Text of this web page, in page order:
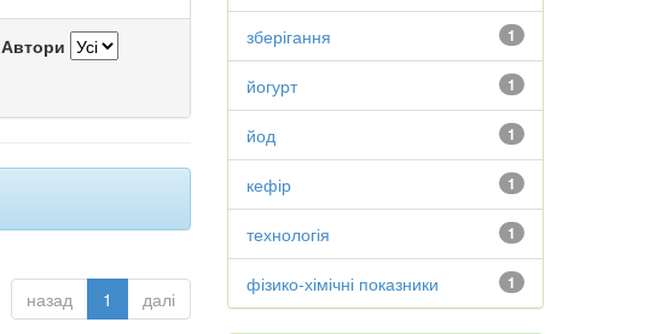
Автори
назад 1 далі
1
зберігання
1
йогурт
1
йод
1
кефір
1
технологія
1
фізико-хімічні показники